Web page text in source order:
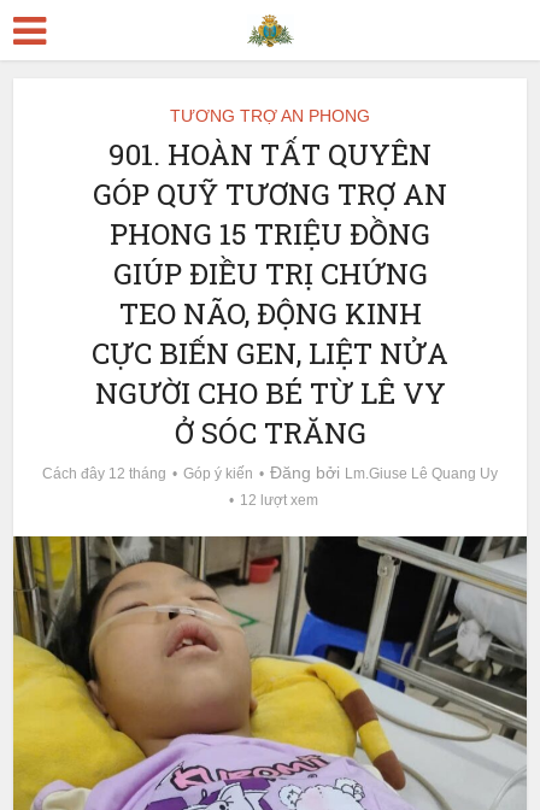
TƯƠNG TRỢ AN PHONG
901. HOÀN TẤT QUYÊN
GÓP QUỸ TƯƠNG TRỢ AN
PHONG 15 TRIỆU ĐỒNG
GIÚP ĐIỀU TRỊ CHỨNG
TEO NÃO, ĐỘNG KINH
CỰC BIẾN GEN, LIỆT NỬA
NGƯỜI CHO BÉ TỪ LÊ VY
Ở SÓC TRĂNG
Cách đây 12 tháng Góp ý kiến Đăng bởi Lm.Giuse Lê Quang Uy
12 lượt xem